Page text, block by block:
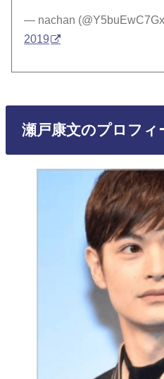
— nachan
2019
瀬戸康文のプロフィ